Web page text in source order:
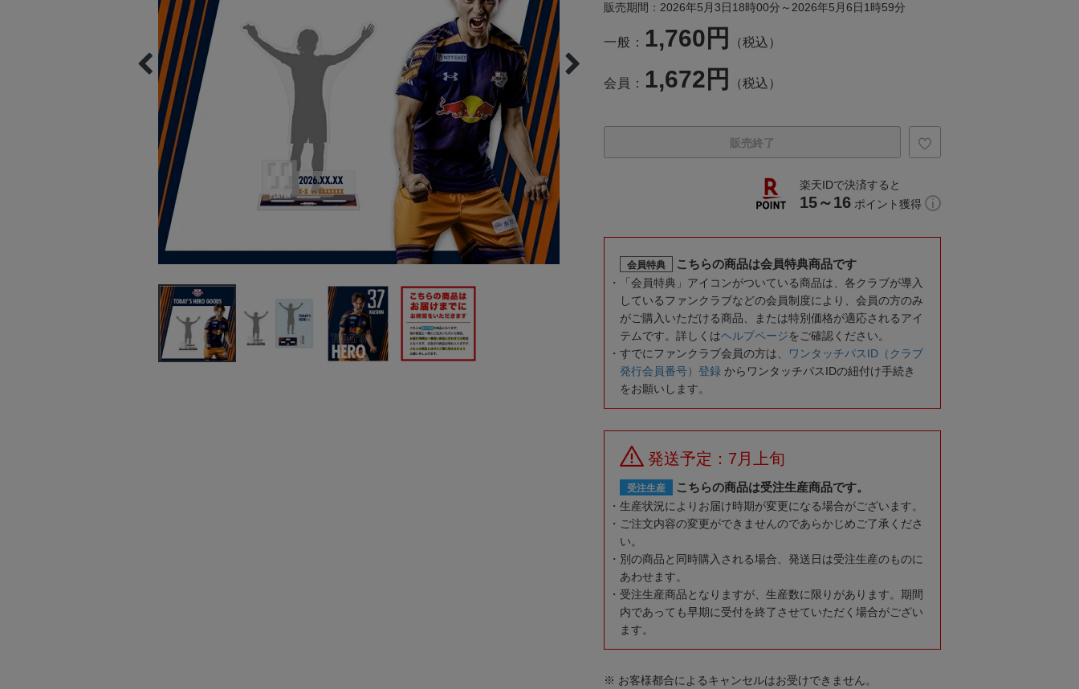
販売期間：2026年5月3日18時00分～2026年5月6日1時59分
一般： 1,760円 （税込）
会員： 1,672円 （税込）
販売終了
楽天IDで決済すると
15～16 ポイント獲得
会員特典 こちらの商品は会員特典商品です
「会員特典」アイコンがついている商品は、各クラブが導入
しているファンクラブなどの会員制度により、会員の方のみ
がご購入いただける商品、または特別価格が適応されるアイ
テムです。詳しくはヘルプページをご確認ください。
すでにファンクラブ会員の方は、
ワンタッチパスID（クラブ
発行会員番号）登録 からワンタッチパスIDの紐付け手続き
をお願いします。
発送予定：7月上旬
受注生産 こちらの商品は受注生産商品です。
生産状況によりお届け時期が変更になる場合がございます。
ご注文内容の変更ができませんのであらかじめご了承くださ
い。
別の商品と同時購入される場合、発送日は受注生産のものに
あわせます。
受注生産商品となりますが、生産数に限りがあります。期間
内であっても早期に受付を終了させていただく場合がござい
ます。
※ お客様都合によるキャンセルはお受けできません。